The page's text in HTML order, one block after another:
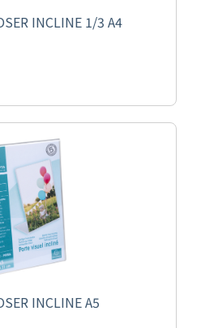
INCLINE 1/3 A4
INCLINE A5